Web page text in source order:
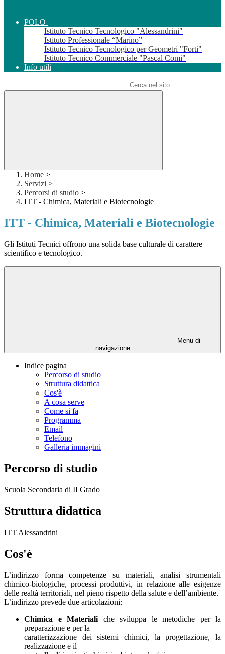
POLO
Istituto Tecnico Tecnologico "Alessandrini"
Istituto Professionale “Marino”
Istituto Tecnico Tecnologico per Geometri "Forti"
Istituto Tecnico Commerciale "Pascal Comi"
Info utili
Home >
Servizi >
Percorsi di studio >
ITT - Chimica, Materiali e Biotecnologie
ITT - Chimica, Materiali e Biotecnologie
Gli Istituti Tecnici offrono una solida base culturale di carattere
scientifico e tecnologico.
Menu di
navigazione
Indice pagina
Percorso di studio
Struttura didattica
Cos'è
A cosa serve
Come si fa
Programma
Email
Telefono
Galleria immagini
Percorso di studio
Scuola Secondaria di II Grado
Struttura didattica
ITT Alessandrini
Cos'è
L’indirizzo forma competenze su materiali, analisi strumentali
chimico-biologiche, processi produttivi, in relazione alle esigenze
delle realtà territoriali, nel pieno rispetto della salute e dell’ambiente.
L’indirizzo prevede due articolazioni:
Chimica e Materiali che sviluppa le metodiche per la
preparazione e per la
caratterizzazione dei sistemi chimici, la progettazione, la
realizzazione e il